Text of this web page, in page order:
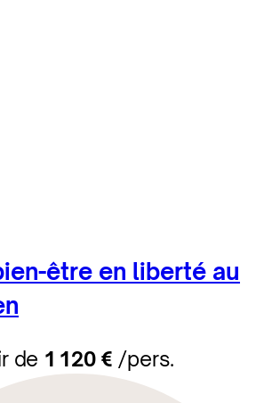
être en liberté au
de 1 120 € /pers.